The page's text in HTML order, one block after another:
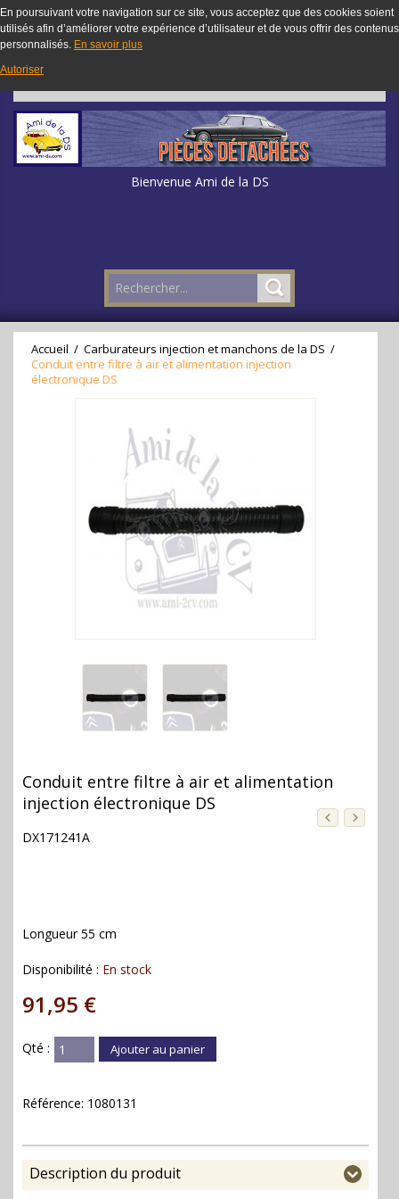
En poursuivant votre navigation sur ce site, vous acceptez que des cookies soient
utilisés afin d’améliorer votre expérience d’utilisateur et de vous offrir des contenus
personnalisés. En savoir plus
Autoriser
Bienvenue Ami de la DS
Accueil / Carburateurs injection et manchons de la DS /
Conduit entre filtre à air et alimentation injection
électronique DS
Conduit entre filtre à air et alimentation
injection électronique DS
DX171241A
Longueur 55 cm
Disponibilité : En stock
91,95 €
Qté : Ajouter au panier
Référence: 1080131
Description du produit